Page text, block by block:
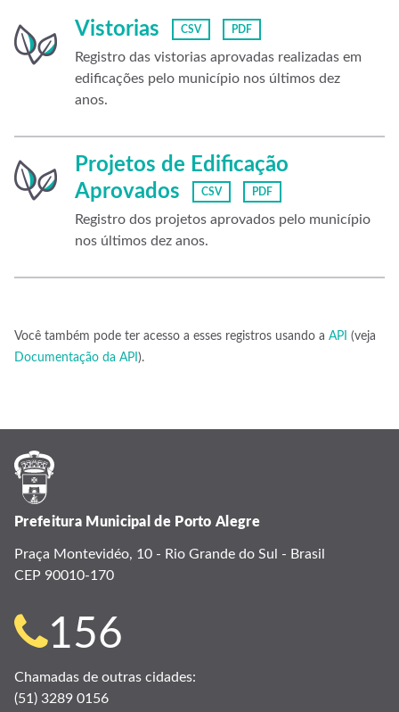
Vistorias CSV PDF
Registro das vistorias aprovadas realizadas em
edificações pelo município nos últimos dez
anos.
Projetos de Edificação
Aprovados
CSV PDF
Registro dos projetos aprovados pelo município
nos últimos dez anos.
Você também pode ter acesso a esses registros usando a API (veja
Documentação da API ).
Prefeitura Municipal de Porto Alegre
Praça Montevidéo, 10 - Rio Grande do Sul - Brasil
CEP 90010-170
Telefone
para
156
Chamadas de outras cidades:
(51) 3289 0156